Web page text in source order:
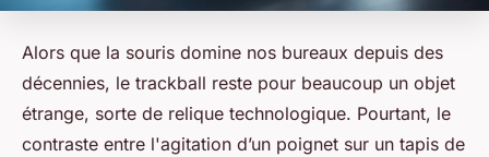
Alors que la souris domine nos bureaux depuis des
décennies, le trackball reste pour beaucoup un objet
étrange, sorte de relique technologique. Pourtant, le
contraste entre l'agitation d’un poignet sur un tapis de